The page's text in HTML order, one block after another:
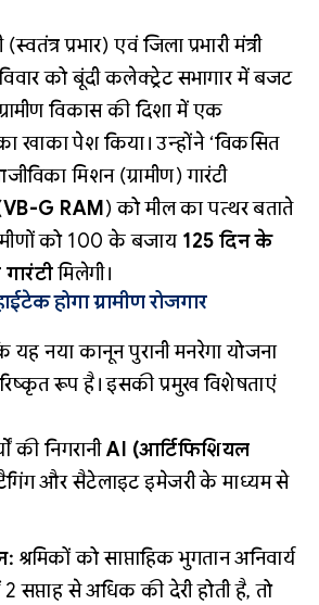
(स्वतंत्र प्रभार) एवं जिला प्रभारी मंत्री
को बूंदी कलेक्ट्रेट सभागार में बजट
विकास की दिशा में एक
खाका पेश किया। उन्होंने ‘विकसित
मिशन (ग्रामीण) गारंटी
VB-G RAM ) को मील का पत्थर बताते
को 100 के बजाय 125 दिन के
मिलेगी।
होगा ग्रामीण रोजगार
यह नया कानून पुरानी मनरेगा योजना
रूप है। इसकी प्रमुख विशेषताएं
की निगरानीAI (आर्टिफिशियल
और सैटेलाइट इमेजरी के माध्यम से
श्रमिकों को साप्ताहिक भुगतान अनिवार्य
2 सप्ताह से अधिक की देरी होती है, तो